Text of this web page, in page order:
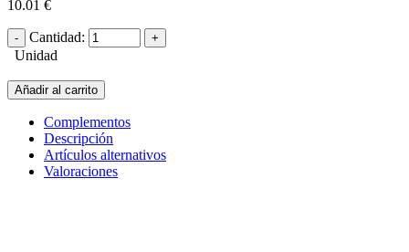
10.01 €
Cantidad:
Unidad
Añadir al carrito
Complementos
Descripción
Artículos alternativos
Valoraciones